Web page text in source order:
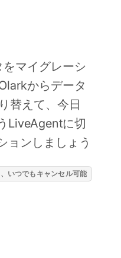
マイグレーシ
からデータ
替えて、今日
LiveAgentに切
ョンしましょう
いつでもキャンセル可能